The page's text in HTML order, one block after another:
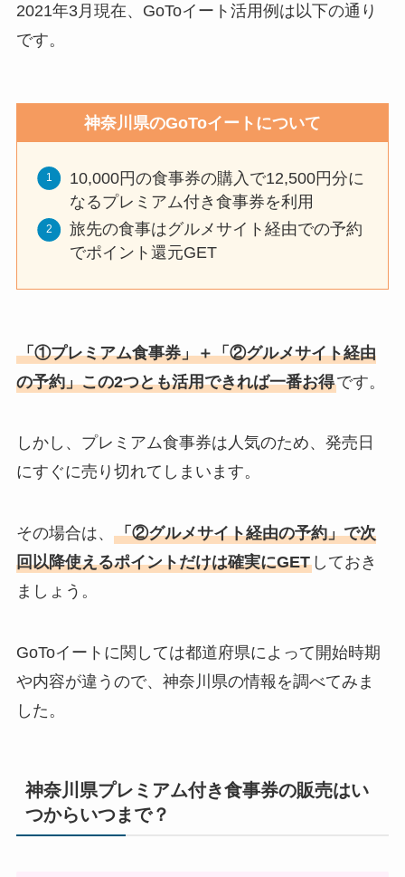
2021年3月現在、GoToイート活用例は以下の通り
です。
神奈川県のGoToイートについて
10,000円の食事券の購入で12,500円分に
なるプレミアム付き食事券を利用
旅先の食事はグルメサイト経由での予約
でポイント還元GET
「①プレミアム食事券」＋「②グルメサイト経由
の予約」この2つとも活用できれば一番お得です。
しかし、プレミアム食事券は人気のため、発売日
にすぐに売り切れてしまいます。
その場合は、 「②グルメサイト経由の予約」で次
回以降使えるポイントだけは確実にGETしておき
ましょう。
GoToイートに関しては都道府県によって開始時期
や内容が違うので、神奈川県の情報を調べてみま
した。
神奈川県プレミアム付き食事券の販売はい
つからいつまで？